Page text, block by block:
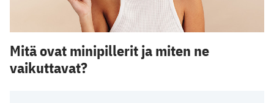
Mitä ovat minipillerit ja miten ne
vaikuttavat?